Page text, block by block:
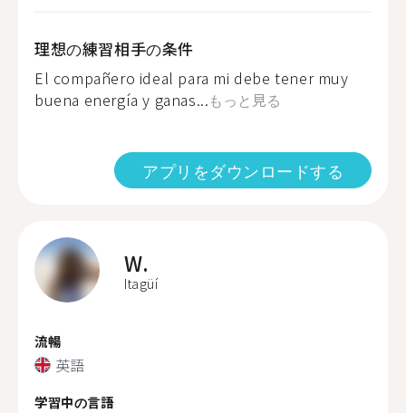
理想の練習相手の条件
El compañero ideal para mi debe tener muy
buena energía y ganas...もっと見る
アプリをダウンロードする
W.
Itagüí
流暢
英語
学習中の言語